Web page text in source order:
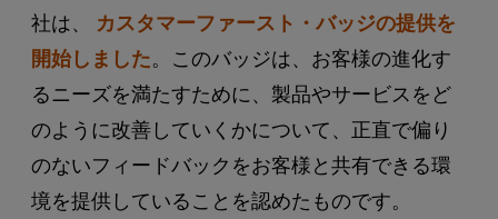
社は、 カスタマーファースト・バッジの提供を
開始しました。このバッジは、お客様の進化す
るニーズを満たすために、製品やサービスをど
のように改善していくかについて、正直で偏り
のないフィードバックをお客様と共有できる環
境を提供していることを認めたものです。